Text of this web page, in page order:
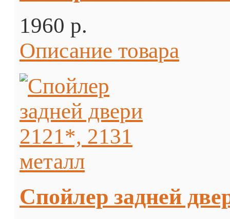
1960 p.
Описание товара
Спойлер задней